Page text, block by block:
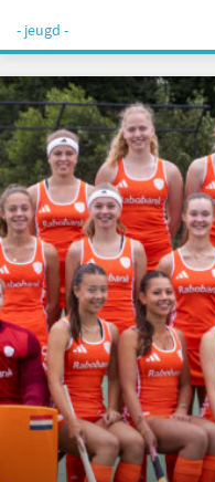
- jeugd -